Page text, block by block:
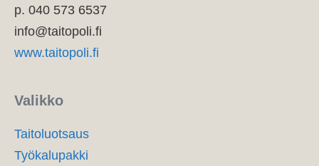
p. 040 573 6537
info@taitopoli.fi
www.taitopoli.fi
Valikko
Taitoluotsaus
Työkalupakki